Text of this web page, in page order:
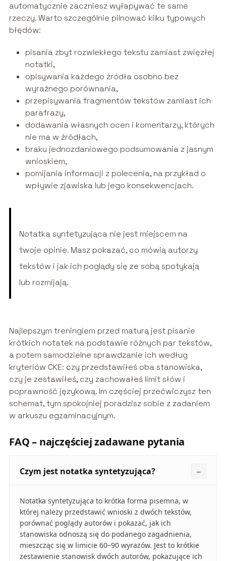
automatycznie zaczniesz wyłapywać te same
rzeczy. Warto szczególnie pilnować kilku typowych
błędów:
pisania zbyt rozwlekłego tekstu zamiast zwięzłej
notatki,
opisywania każdego źródła osobno bez
wyraźnego porównania,
przepisywania fragmentów tekstów zamiast ich
parafrazy,
dodawania własnych ocen i komentarzy, których
nie ma w źródłach,
braku jednozdaniowego podsumowania z jasnym
wnioskiem,
pomijania informacji z polecenia, na przykład o
wpływie zjawiska lub jego konsekwencjach.
Notatka syntetyzująca nie jest miejscem na
twoje opinie. Masz pokazać, co mówią autorzy
tekstów i jak ich poglądy się ze sobą spotykają
lub rozmijają.
Najlepszym treningiem przed maturą jest pisanie
krótkich notatek na podstawie różnych par tekstów,
a potem samodzielne sprawdzanie ich według
kryteriów CKE: czy przedstawiłeś oba stanowiska,
czy je zestawiłeś, czy zachowałeś limit słów i
poprawność językową. Im częściej przećwiczysz ten
schemat, tym spokojniej poradzisz sobie z zadaniem
w arkuszu egzaminacyjnym.
FAQ – najczęściej zadawane pytania
Czym jest notatka syntetyzująca?
Notatka syntetyzująca to krótka forma pisemna, w
której należy przedstawić wnioski z dwóch tekstów,
porównać poglądy autorów i pokazać, jak ich
stanowiska odnoszą się do podanego zagadnienia,
mieszcząc się w limicie 60–90 wyrazów. Jest to krótkie
zestawienie stanowisk dwóch autorów, pokazujące ich